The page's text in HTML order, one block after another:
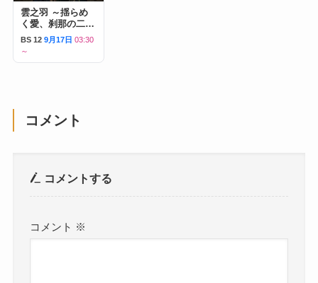
雲之羽 ～揺らめ
く愛、刹那の二人
～
BS 12 9月17日 03:30
～
コメント
コメントする
コメント ※